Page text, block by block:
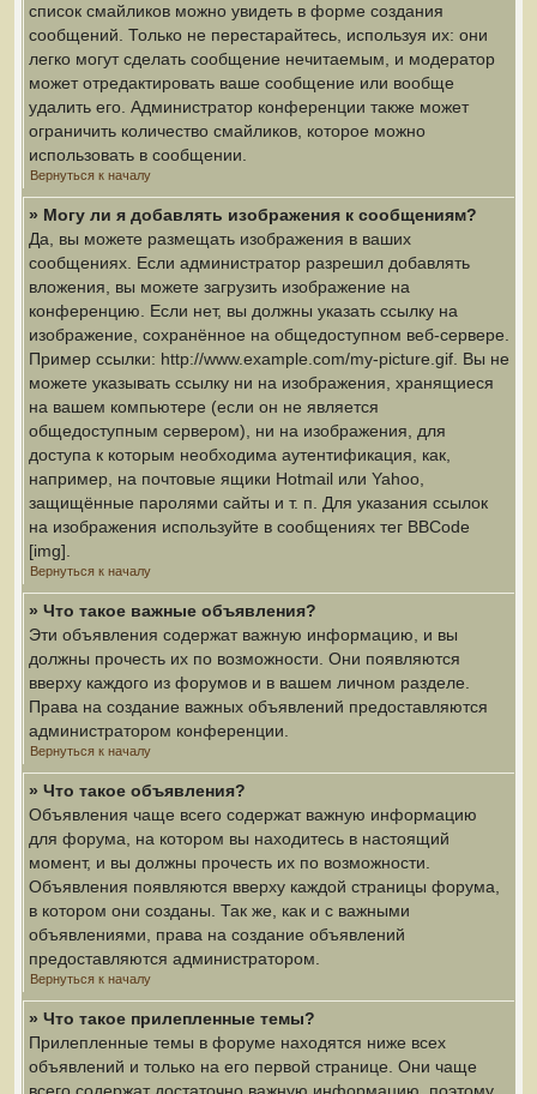
список смайликов можно увидеть в форме создания
сообщений. Только не перестарайтесь, используя их: они
легко могут сделать сообщение нечитаемым, и модератор
может отредактировать ваше сообщение или вообще
удалить его. Администратор конференции также может
ограничить количество смайликов, которое можно
использовать в сообщении.
Вернуться к началу
» Могу ли я добавлять изображения к сообщениям?
Да, вы можете размещать изображения в ваших
сообщениях. Если администратор разрешил добавлять
вложения, вы можете загрузить изображение на
конференцию. Если нет, вы должны указать ссылку на
изображение, сохранённое на общедоступном веб-сервере.
Пример ссылки: http://www.example.com/my-picture.gif. Вы не
можете указывать ссылку ни на изображения, хранящиеся
на вашем компьютере (если он не является
общедоступным сервером), ни на изображения, для
доступа к которым необходима аутентификация, как,
например, на почтовые ящики Hotmail или Yahoo,
защищённые паролями сайты и т. п. Для указания ссылок
на изображения используйте в сообщениях тег BBCode
[img].
Вернуться к началу
» Что такое важные объявления?
Эти объявления содержат важную информацию, и вы
должны прочесть их по возможности. Они появляются
вверху каждого из форумов и в вашем личном разделе.
Права на создание важных объявлений предоставляются
администратором конференции.
Вернуться к началу
» Что такое объявления?
Объявления чаще всего содержат важную информацию
для форума, на котором вы находитесь в настоящий
момент, и вы должны прочесть их по возможности.
Объявления появляются вверху каждой страницы форума,
в котором они созданы. Так же, как и с важными
объявлениями, права на создание объявлений
предоставляются администратором.
Вернуться к началу
» Что такое прилепленные темы?
Прилепленные темы в форуме находятся ниже всех
объявлений и только на его первой странице. Они чаще